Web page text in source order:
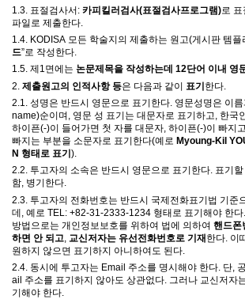
1.3. 표절검사서: 카피킬러검사(표절검사프로그램)로
파일로 제출한다
1.4. KODISA 모든 학술지의 제출하는 원고(게시판 템플
드”로 작성한다.
1.5. 제 1면에는 논문제목을 작성하는데 12단어 이내 영
2. 제출원고의 인적사항 등은 다음과 같이 표기한다
2.1. 성명은 반드시 영문으로 표기한다. 영문성명은 이름
name)순이며 , 영문 성 표기는 대문자로 표기하고, 한국
하이픈(-)이 들어가면 첫 자를 대문자, 하이픈(-)이 빠지
빠지는 부분을 소문자로 표기한다(예로 Myoung-Kil
N 형태로 표기 ).
2.2. 투고자의 소속은 반드시 영문으로 표기한다. 표기
함, 병기한다.
2.3. 투고자의 전화번호는 반드시 국제전화표기법 기준
데 예로 TEL: +82-31-2333-1234 형태로 표기해야 한다
방법으로는 개인정보보호를 위하여 법에 의하여 핸드폰
하면 안 되고
교신저자는 유선전화번호로 기재한다 이
원하지 않으면 표기하지 아니하여도 된다
2.4. 동시에 투고자는 Email 주소를 명시해야 한다. 단,
ail 주소를 표기하지 않아도 상관없다. 그러나 교신저자
기해야 한다.